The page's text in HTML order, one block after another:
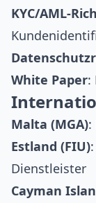
KYC/AML-
White Paper:
Malta (MGA):
Estland (FIU)
Dienstleister
Cayman